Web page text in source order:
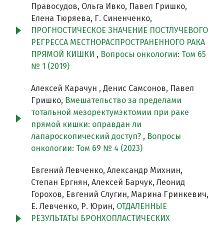
Правосудов, Ольга Ивко, Павел Гришко,
Елена Тюряева, Г. Синенченко,
ПРОГНОСТИЧЕСКОЕ ЗНАЧЕНИЕ ПОСТЛУЧЕВОГО
РЕГРЕССА МЕСТНОРАСПРОСТРАНЕННОГО РАКА
ПРЯМОЙ КИШКИ , Вопросы онкологии: Том 65
№ 1 (2019)
Алексей Карачун , Денис Самсонов, Павел
Гришко, Вмешательство за пределами
тотальной мезоректумэктомии при раке
прямой кишки: оправдан ли
лапароскопический доступ? , Вопросы
онкологии: Том 69 № 4 (2023)
Евгений Левченко, Александр Михнин,
Степан Ергнян, Алексей Барчук, Леонид
Горохов, Евгений Слугин, Марина Гринкевич,
Е. Левченко, Р. Юрин, ОТДАЛЕННЫЕ
РЕЗУЛЬТАТЫ БРОНХОПЛАСТИЧЕСКИХ